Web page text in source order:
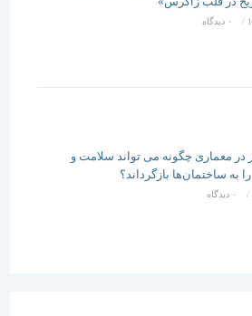
چگونه می تواند سلامت و
بازگرداند؟